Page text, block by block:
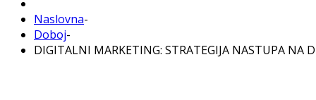
Naslovna-
Doboj-
DIGITALNI MARKETING: STRATEGIJA NASTUPA NA